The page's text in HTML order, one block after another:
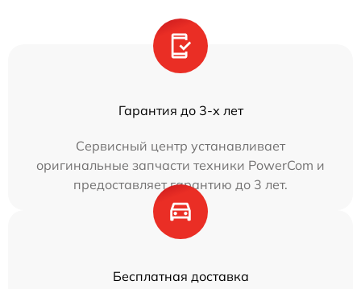
Гарантия до 3-х лет
Сервисный центр устанавливает
оригинальные запчасти техники PowerCom и
предоставляет гарантию до 3 лет.
Бесплатная доставка